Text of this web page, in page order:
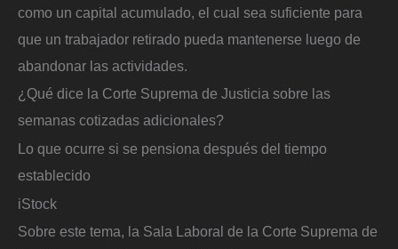
como un capital acumulado, el cual sea suficiente para
que un trabajador retirado pueda mantenerse luego de
abandonar las actividades.
¿Qué dice la Corte Suprema de Justicia sobre las
semanas cotizadas adicionales?
Lo que ocurre si se pensiona después del tiempo
establecido
iStock
Sobre este tema, la Sala Laboral de la Corte Suprema de